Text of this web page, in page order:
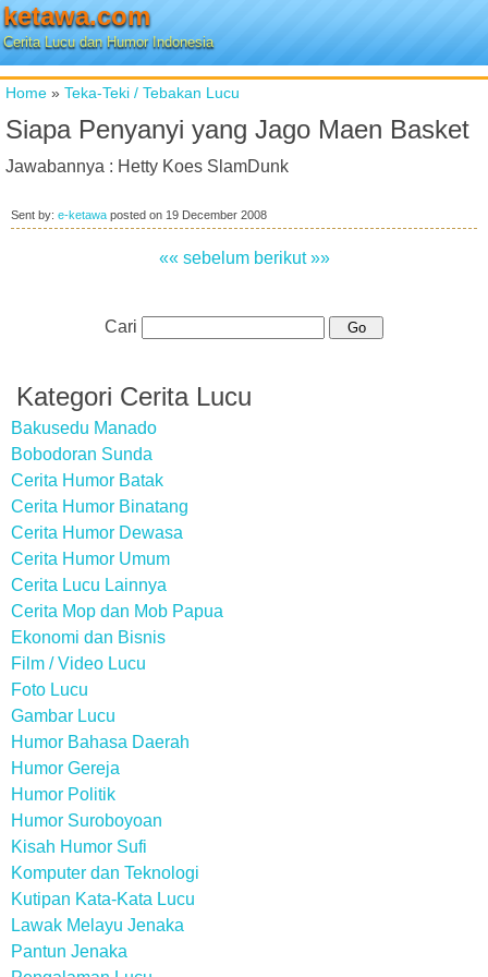
ketawa.com
Cerita Lucu dan Humor Indonesia
Home » Teka-Teki / Tebakan Lucu
Siapa Penyanyi yang Jago Maen Basket
Jawabannya : Hetty Koes SlamDunk
Sent by: e-ketawa posted on 19 December 2008
«« sebelum berikut »»
Cari
Kategori Cerita Lucu
Bakusedu Manado
Bobodoran Sunda
Cerita Humor Batak
Cerita Humor Binatang
Cerita Humor Dewasa
Cerita Humor Umum
Cerita Lucu Lainnya
Cerita Mop dan Mob Papua
Ekonomi dan Bisnis
Film / Video Lucu
Foto Lucu
Gambar Lucu
Humor Bahasa Daerah
Humor Gereja
Humor Politik
Humor Suroboyoan
Kisah Humor Sufi
Komputer dan Teknologi
Kutipan Kata-Kata Lucu
Lawak Melayu Jenaka
Pantun Jenaka